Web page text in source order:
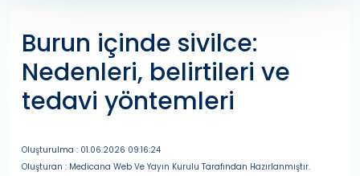
Burun içinde sivilce:
Nedenleri, belirtileri ve
tedavi yöntemleri
Oluşturulma : 01.06.2026 09:16:24
Oluşturan : Medicana Web Ve Yayın Kurulu Tarafından Hazırlanmıştır.